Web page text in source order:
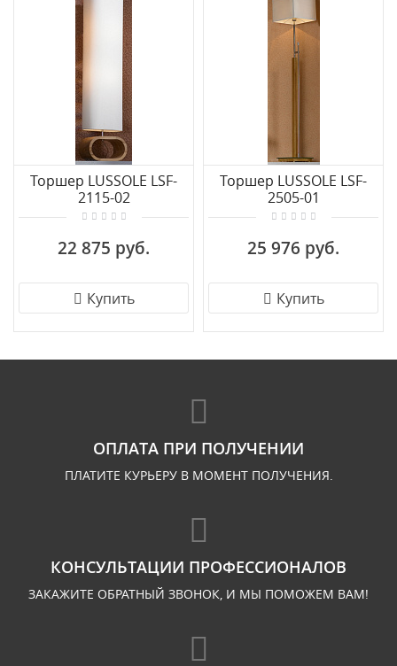
Торшер LUSSOLE LSF-
2115-02
22 875 руб.
Купить
Торшер LUSSOLE LSF-
2505-01
25 976 руб.
Купить
ОПЛАТА ПРИ ПОЛУЧЕНИИ
ПЛАТИТЕ КУРЬЕРУ В МОМЕНТ ПОЛУЧЕНИЯ.
КОНСУЛЬТАЦИИ ПРОФЕССИОНАЛОВ
ЗАКАЖИТЕ ОБРАТНЫЙ ЗВОНОК, И МЫ ПОМОЖЕМ ВАМ!